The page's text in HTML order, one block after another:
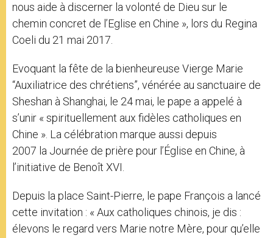
nous aide à discerner la volonté de Dieu sur le
chemin concret de l’Eglise en Chine », lors du Regina
Coeli du 21 mai 2017.
Evoquant la fête de la bienheureuse Vierge Marie
“Auxiliatrice des chrétiens”, vénérée au sanctuaire de
Sheshan à Shanghai, le 24 mai, le pape a appelé à
s’unir « spirituellement aux fidèles catholiques en
Chine ». La célébration marque aussi depuis
2007 la Journée de prière pour l’Église en Chine, à
l’initiative de Benoît XVI.
Depuis la place Saint-Pierre, le pape François a lancé
cette invitation : « Aux catholiques chinois, je dis :
élevons le regard vers Marie notre Mère, pour qu’elle